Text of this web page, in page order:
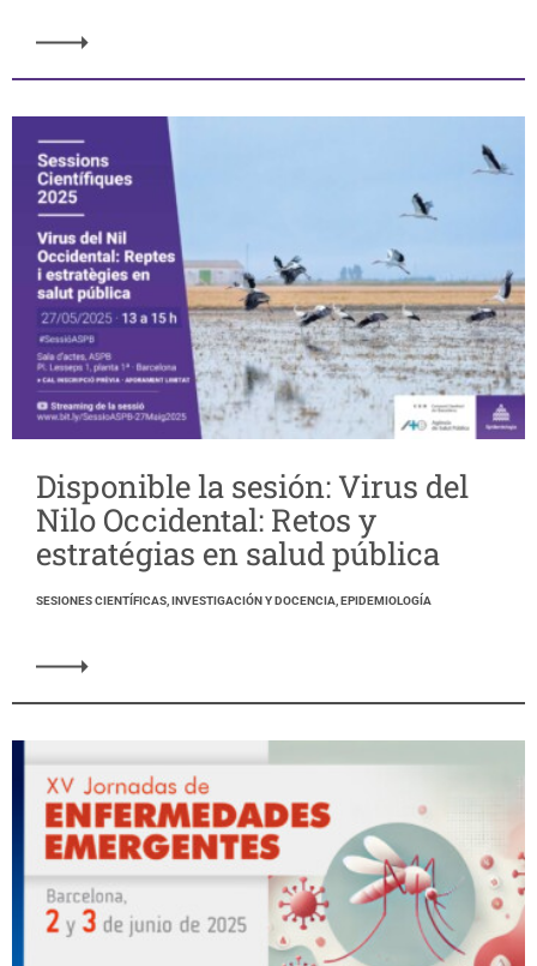
Disponible la sesión: Virus del
Nilo Occidental: Retos y
estratégias en salud pública
SESIONES CIENTÍFICAS, INVESTIGACIÓN Y DOCENCIA, EPIDEMIOLOGÍA